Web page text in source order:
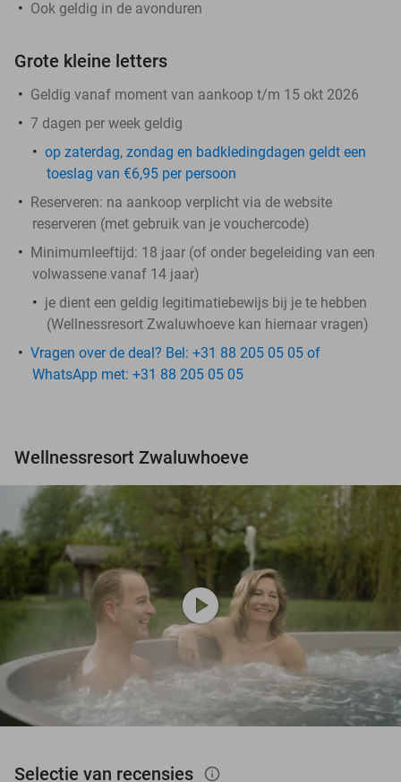
Ook geldig in de avonduren
Grote kleine letters
Geldig vanaf moment van aankoop t/m 15 okt 2026
7 dagen per week geldig
op zaterdag, zondag en badkledingdagen geldt een
toeslag van €6,95 per persoon
Reserveren: na aankoop verplicht via de website
reserveren (met gebruik van je vouchercode)
Minimumleeftijd: 18 jaar (of onder begeleiding van een
volwassene vanaf 14 jaar)
je dient een geldig legitimatiebewijs bij je te hebben
(Wellnessresort Zwaluwhoeve kan hiernaar vragen)
Vragen over de deal? Bel: +31 88 205 05 05 of
WhatsApp met: +31 88 205 05 05
Wellnessresort Zwaluwhoeve
play_circle
Selectie van recensies info_outlined